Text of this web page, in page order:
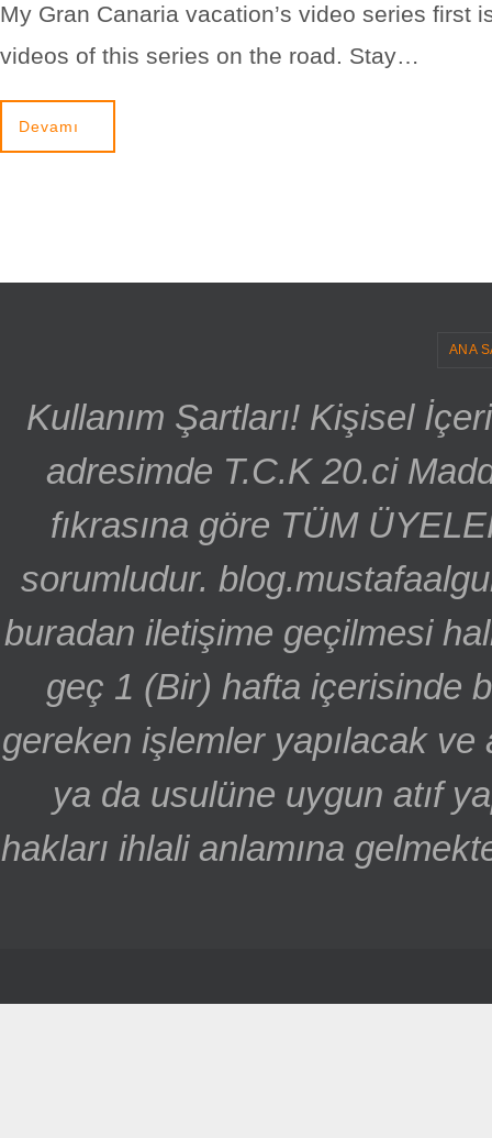
My Gran Canaria vacation’s video series first
videos of this series on the road. Stay…
Devamı
ANA
Kullanım Şartları! Kişisel
adresimde T.C.K 20.ci
fıkrasına göre TÜM
sorumludur.
buradan iletişime geçilmesi
geç 1 (Bir) hafta içerisinde
gereken işlemler yapılacak ve
ya da usulüne uygun atıf
hakları ihlali anlamına